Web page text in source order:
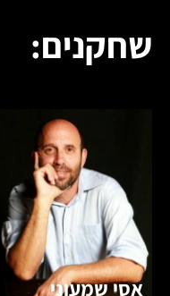
שחקנים:
אסי שמעוני